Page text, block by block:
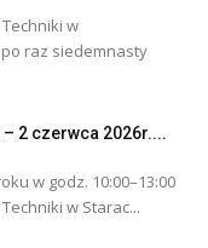
w
raz siedemnasty
2 czerwca 2026r....
w godz. 10:00–13:00
w Starac...